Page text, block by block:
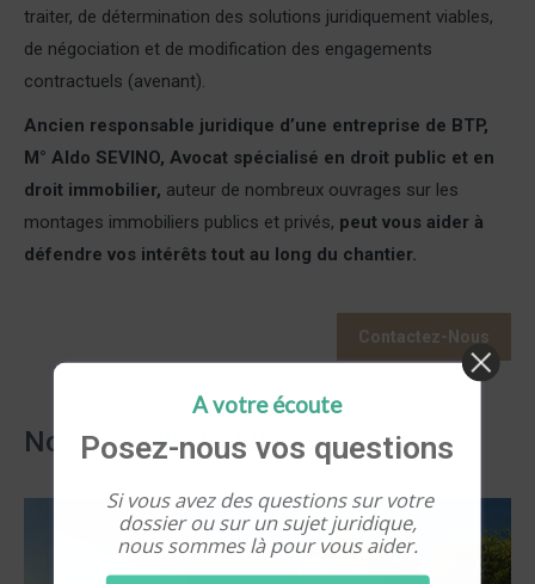
traiter, de détermination des solutions juridiquement viables,
de négociation et de modification des engagements
contractuels (avenant).
Ancien responsable juridique d’une entreprise de BTP,
M° Aldo SEVINO, Avocat spécialisé en droit public et en
droit immobilier, auteur de nombreux ouvrages sur les
montages immobiliers publics et privés, peut vous aider à
défendre vos intérêts tout au long du chantier.
Contactez-Nous
Nos conseils juridiques associés
A votre écoute
Posez-nous vos questions
Si vous avez des questions sur votre
dossier ou sur un sujet juridique,
nous sommes là pour vous aider.